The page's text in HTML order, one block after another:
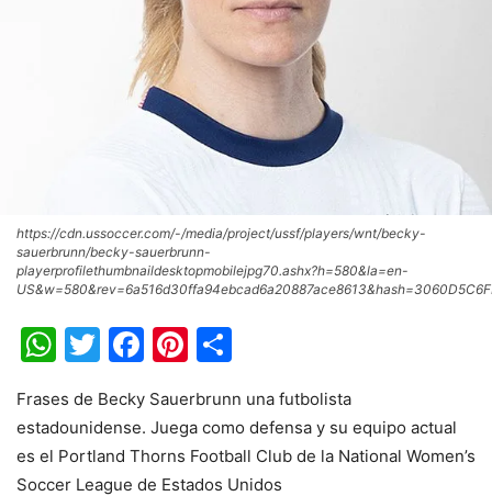
https://cdn.ussoccer.com/-/media/project/ussf/players/wnt/becky-
sauerbrunn/becky-sauerbrunn-
playerprofilethumbnaildesktopmobilejpg70.ashx?h=580&la=en-
WhatsApp
Twitter
Facebook
Pinterest
Frases de Becky Sauerbrunn una futbolista
estadounidense. Juega como defensa y su equipo actual
es el Portland Thorns Football Club de la National Women’s
Soccer League de Estados Unidos